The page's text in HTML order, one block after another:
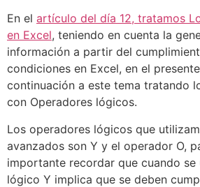
En el artículo del día 12, tratamos
en Excel, teniendo en cuenta la
información a partir del
condiciones en Excel, en el
continuación a este tema tratando
con Operadores lógicos.
Los operadores lógicos que
avanzados son Y y el operador O,
importante recordar que cuando
lógico Y implica que se deben